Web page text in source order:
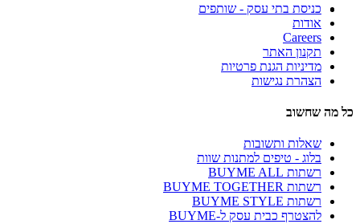
כניסת בתי עסק - שותפים
אודות
Careers
תקנון האתר
מדיניות הגנת פרטיות
הצהרת נגישות
כל מה שחשוב
שאלות ותשובות
בלוג - טיפים למתנות שוות
רשתות BUYME ALL
רשתות BUYME TOGETHER
רשתות BUYME STYLE
להצטרף כבית עסק ל-BUYME